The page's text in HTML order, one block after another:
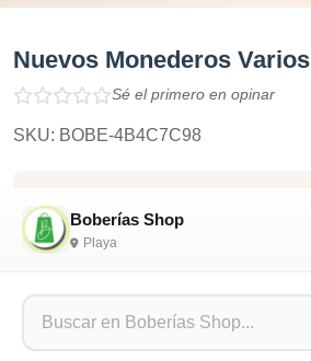
Boberías Shop
Playa
Nuevos Monederos Varios
Sé el primero en opinar
SKU: BOBE-4B4C7C98
$1,000.00